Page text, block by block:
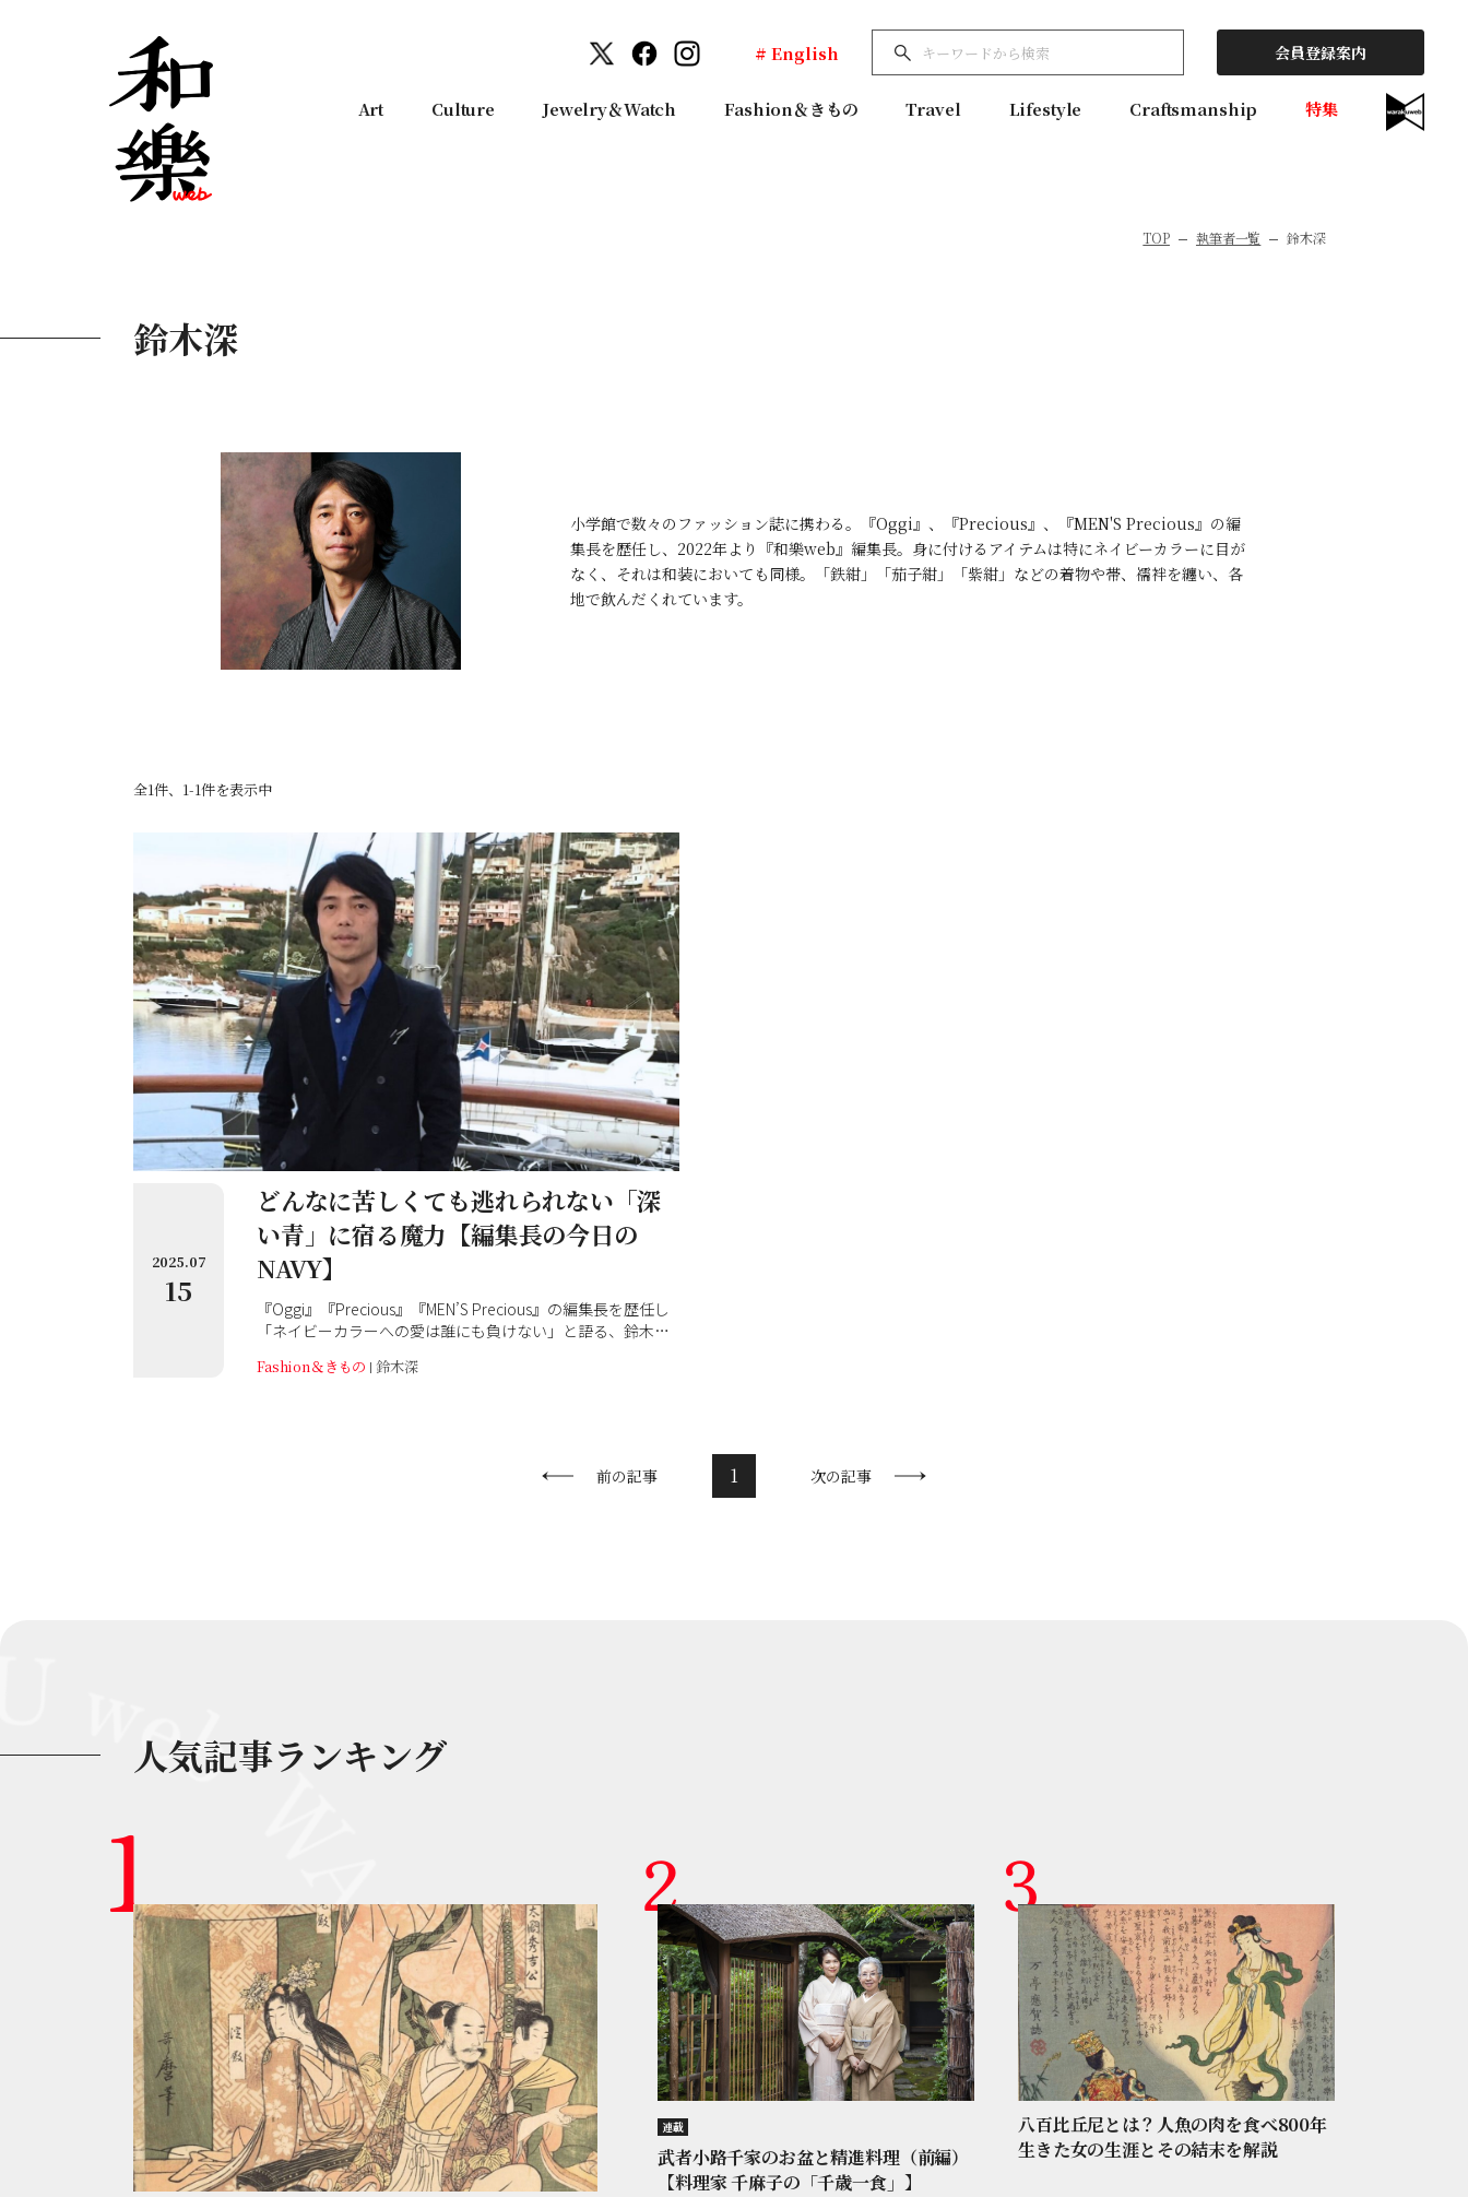
# English 会員登録案内
Art Culture Jewelry＆Watch Fashion＆きもの Travel Lifestyle Craftsmanship 特集
TOP 執筆者一覧 鈴木深
鈴木深
小学館で数々のファッション誌に携わる。『Oggi』、『Precious』、『MEN'S Precious』の編
集長を歴任し、2022年より『和樂web』編集長。身に付けるアイテムは特にネイビーカラーに目が
なく、それは和装においても同様。「鉄紺」「茄子紺」「紫紺」などの着物や帯、襦袢を纏い、各
地で飲んだくれています。
全1件、1-1件を表示中
2025.07
15
どんなに苦しくても逃れられない「深
い青」に宿る魔力【編集長の今日の
NAVY】
『Oggi』『Precious』『MEN’S Precious』の編集長を歴任し
「ネイビーカラーへの愛は誰にも負けない」と語る、鈴木深
満を持して公開する（スタッフが公開を忘れていた）、アツ
Fashion＆きもの 鈴木深
前の記事 1 次の記事
人気記事ランキング
連載
武者小路千家のお盆と精進料理（前編）
【料理家 千麻子の「千歳一食」】
八百比丘尼とは？人魚の肉を食べ800年
生きた女の生涯とその結末を解説